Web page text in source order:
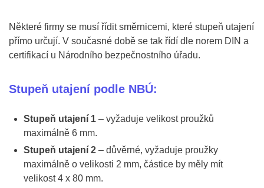
Některé firmy se musí řídit směrnicemi, které stupeň utajení
přímo určují. V současné době se tak řídí dle norem DIN a
certifikací u Národního bezpečnostního úřadu.
Stupeň utajení podle NBÚ:
Stupeň utajení 1 – vyžaduje velikost proužků
maximálně 6 mm.
Stupeň utajení 2 – důvěrné, vyžaduje proužky
maximálně o velikosti 2 mm, částice by měly mít
velikost 4 x 80 mm.